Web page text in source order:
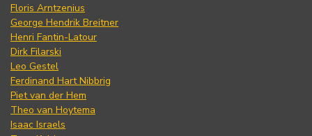
Floris Arntzenius
George Hendrik Breitner
Henri Fantin-Latour
Dirk Filarski
Leo Gestel
Ferdinand Hart Nibbrig
Piet van der Hem
Theo van Hoytema
Isaac Israels